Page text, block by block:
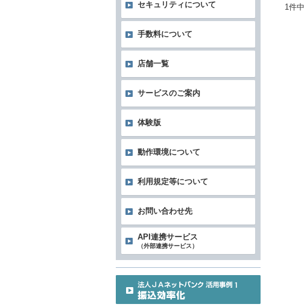
1件
セキュリティについて
手数料について
店舗一覧
サービスのご案内
体験版
動作環境について
利用規定等について
お問い合わせ先
API連携サービス
（外部連携サービス）